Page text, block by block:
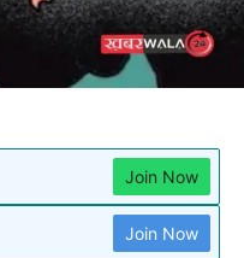
Join Now
Join Now